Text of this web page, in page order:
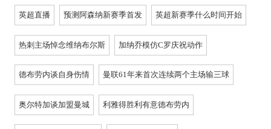
英超直播 预测阿森纳新赛季首发 英超新赛季什么时间开始
热刺主场悼念维纳布尔斯 加纳乔模仿C罗庆祝动作
德布劳内谈自身伤情 曼联61年来首次连续两个主场输三球
奥尔特加谈加盟曼城 利雅得胜利有意德布劳内